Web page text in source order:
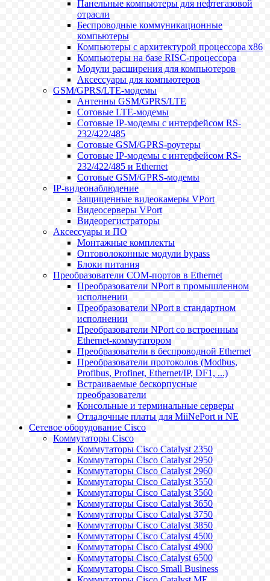
Панельные компьютеры для нефтегазовой
отрасли
Беспроводные коммуникационные
компьютеры
Компьютеры с архитектурой процессора x86
Компьютеры на базе RISC-процессора
Модули расширения для компьютеров
Аксессуары для компьютеров
GSM/GPRS/LTE-модемы
Антенны GSM/GPRS/LTE
Сотовые LTE-модемы
Сотовые IP-модемы с интерфейсом RS-
232/422/485
Сотовые GSM/GPRS-роутеры
Сотовые IP-модемы с интерфейсом RS-
232/422/485 и Ethernet
Сотовые GSM/GPRS-модемы
IP-видеонаблюдение
Защищенные видеокамеры VPort
Видеосерверы VPort
Видеорегистраторы
Аксессуары и ПО
Монтажные комплекты
Оптоволоконные модули bypass
Блоки питания
Преобразователи COM-портов в Ethernet
Преобразователи NPort в промышленном
исполнении
Преобразователи NPort в стандартном
исполнении
Преобразователи NPort со встроенным
Ethernet-коммутатором
Преобразователи в беспроводной Ethernet
Преобразователи протоколов (Modbus,
Profibus, Profinet, Ethernet/IP, DF1, ...)
Встраиваемые бескорпусные
преобразователи
Консольные и терминальные серверы
Отладочные платы для MiiNePort и NE
Сетевое оборудование Cisco
Коммутаторы Cisco
Коммутаторы Cisco Catalyst 2350
Коммутаторы Cisco Catalyst 2950
Коммутаторы Cisco Catalyst 2960
Коммутаторы Cisco Catalyst 3550
Коммутаторы Cisco Catalyst 3560
Коммутаторы Cisco Catalyst 3650
Коммутаторы Cisco Catalyst 3750
Коммутаторы Cisco Catalyst 3850
Коммутаторы Cisco Catalyst 4500
Коммутаторы Cisco Catalyst 4900
Коммутаторы Cisco Catalyst 6500
Коммутаторы Cisco Small Business